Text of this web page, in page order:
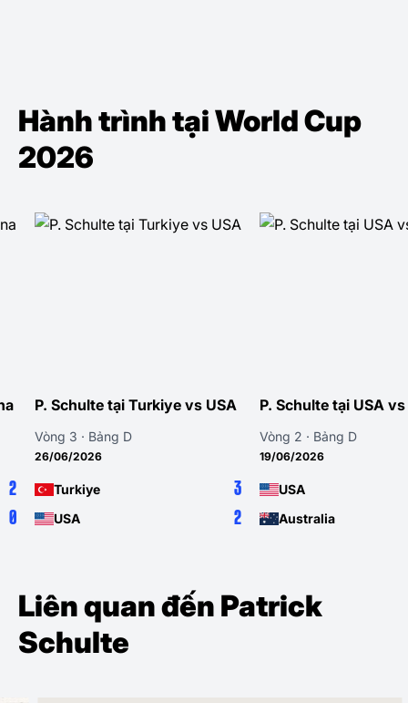
Hành trình tại World Cup
2026
P. Schulte tại Turkiye vs USA
Vòng 3 · Bảng D
26/06/2026
Turkiye
USA
P. Schulte tại USA vs
Vòng 2 · Bảng D
19/06/2026
USA
Australia
Liên quan đến Patrick
Schulte